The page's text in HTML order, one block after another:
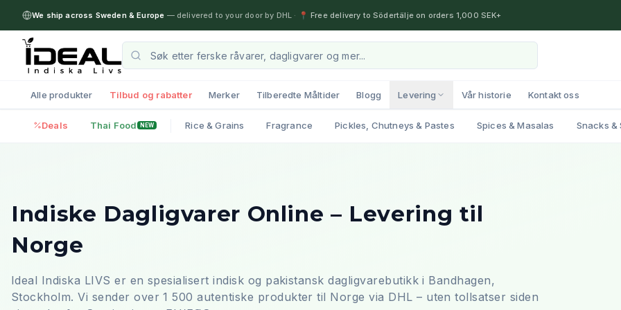
We ship across Sweden & Europe — delivered to your door by DHL · 📍 Free delivery to Södertälje on orders 1,000 SEK+
Alle produkter Tilbud og rabatter Merker Tilberedte Måltider Blogg Levering Vår historie Kontakt oss
Deals Thai Food NEW Rice & Grains Fragrance Pickles, Chutneys & Pastes Spices & Masalas Snacks &
Indiske Dagligvarer Online – Levering til
Norge
Ideal Indiska LIVS er en spesialisert indisk og pakistansk dagligvarebutikk i Bandhagen,
Stockholm. Vi sender over 1 500 autentiske produkter til Norge via DHL – uten tollsatser siden